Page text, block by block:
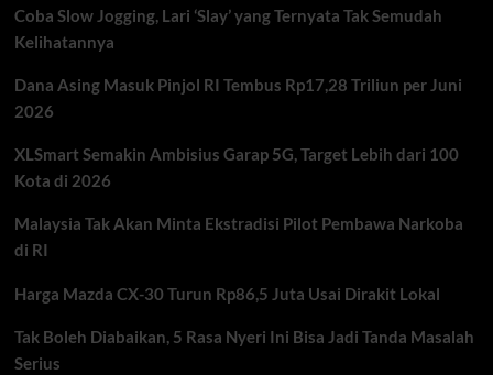
yang
Taksi
Green
Coba Slow Jogging, Lari ‘Slay’ yang Ternyata Tak Semudah
Kelihatannya
Dana Asing Masuk Pinjol RI Tembus Rp17,28 Triliun per Juni
2026
XLSmart Semakin Ambisius Garap 5G, Target Lebih dari 100
Kota di 2026
Malaysia Tak Akan Minta Ekstradisi Pilot Pembawa Narkoba
di RI
Harga Mazda CX-30 Turun Rp86,5 Juta Usai Dirakit Lokal
Tak Boleh Diabaikan, 5 Rasa Nyeri Ini Bisa Jadi Tanda Masalah
Serius